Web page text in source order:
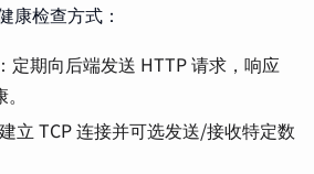
康检查方式：
：定期向后端发送 HTTP 请求，响应
建立 TCP 连接并可选发送/接收特定数